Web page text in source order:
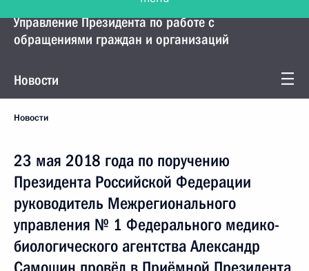
Управление Президента по работе с
обращениями граждан и организаций
Новости
Новости
23 мая 2018 года по поручению
Президента Российской Федерации
руководитель Межрегионального
управления № 1 Федерального медико-
биологического агентства Александр